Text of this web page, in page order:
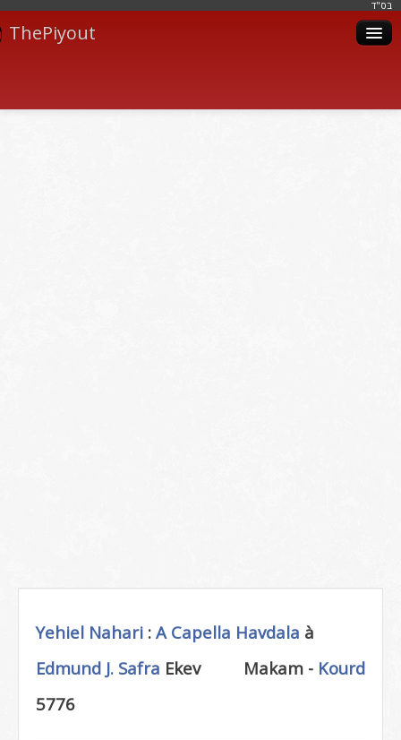
בּס"ד
ThePiyout
Yehiel Nahari : A Capella Havdala
Makam - Kourd
à
Edmund J. Safra Ekev
5776